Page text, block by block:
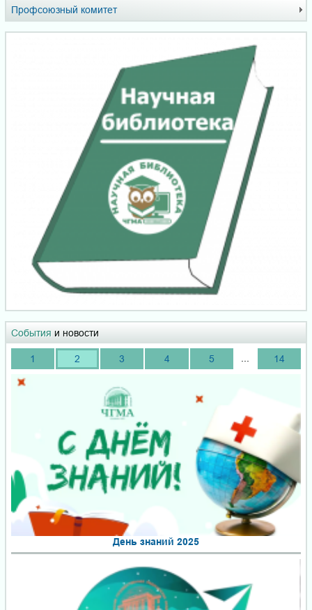
Профсоюзный комитет
События и новости
1 2 3 4 5 14
День знаний 2025